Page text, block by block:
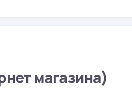
магазина)